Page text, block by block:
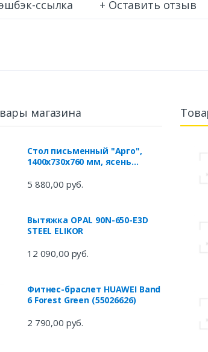
ссылка + Оставить отзыв
магазина
Стол письменный "Арго",
1400х730х760 мм, ясень
5 880,00 руб.
Вытяжка OPAL 90N-650-E3D
STEEL ELIKOR
12 090,00 руб.
Фитнес-браслет HUAWEI Band
6 Forest Green (55026626)
2 790,00 руб.